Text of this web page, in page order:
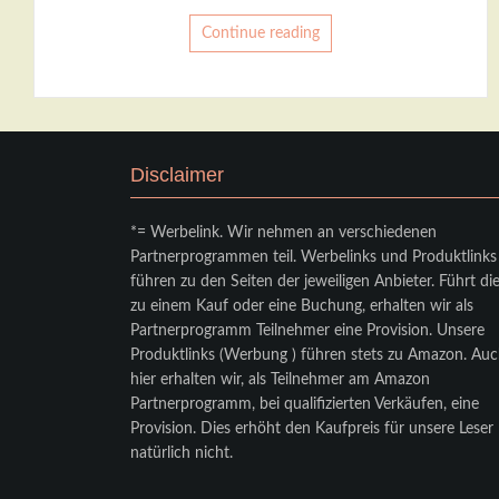
Continue reading
Disclaimer
*= Werbelink. Wir nehmen an verschiedenen
Partnerprogrammen teil. Werbelinks und Produktlinks
führen zu den Seiten der jeweiligen Anbieter. Führt
zu einem Kauf oder eine Buchung, erhalten wir als
Partnerprogramm Teilnehmer eine Provision. Unsere
Produktlinks (Werbung ) führen stets zu Amazon.
hier erhalten wir, als Teilnehmer am Amazon
Partnerprogramm, bei qualifizierten Verkäufen, eine
Provision. Dies erhöht den Kaufpreis für unsere Leser
natürlich nicht.